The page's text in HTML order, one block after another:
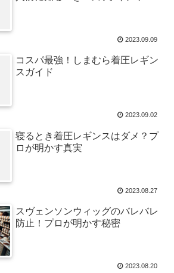
2023.09.09
コスパ最強！しまむら着圧レギン
スガイド
2023.09.02
寝るとき着圧レギンスはダメ？プ
ロが明かす真実
2023.08.27
スヴェンソンウィッグのバレバレ
防止！プロが明かす秘密
2023.08.20